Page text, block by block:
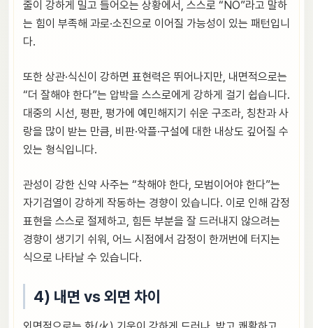
줄이 강하게 밀고 들어오는 상황에서, 스스로 “NO”라고 말하
는 힘이 부족해 과로·소진으로 이어질 가능성이 있는 패턴입니
다.
또한 상관·식신이 강하면 표현력은 뛰어나지만, 내면적으로는
“더 잘해야 한다”는 압박을 스스로에게 강하게 걸기 쉽습니다.
대중의 시선, 평판, 평가에 예민해지기 쉬운 구조라, 칭찬과 사
랑을 많이 받는 만큼, 비판·악플·구설에 대한 내상도 깊어질 수
있는 형식입니다.
관성이 강한 신약 사주는 “착해야 한다, 모범이어야 한다”는
자기검열이 강하게 작동하는 경향이 있습니다. 이로 인해 감정
표현을 스스로 절제하고, 힘든 부분을 잘 드러내지 않으려는
경향이 생기기 쉬워, 어느 시점에서 감정이 한꺼번에 터지는
식으로 나타날 수 있습니다.
4) 내면 vs 외면 차이